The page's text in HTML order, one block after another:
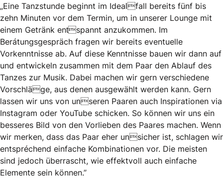
„Eine Tanzstunde beginnt im Idealfall bereits fünf bis
zehn Minuten vor dem Termin, um in unserer Lounge mit
einem Getränk entspannt anzukommen. Im
Beratungsgespräch fragen wir bereits eventuelle
Vorkenntnisse ab. Auf diese Kenntnisse bauen wir dann auf
und entwickeln zusammen mit dem Paar den Ablauf des
Tanzes zur Musik. Dabei machen wir gern verschiedene
Vorschläge, aus denen ausgewählt werden kann. Gern
lassen wir uns von unseren Paaren auch Inspirationen via
Instagram oder YouTube schicken. So können wir uns ein
besseres Bild von den Vorlieben des Paares machen. Wenn
wir merken, dass das Paar eher unsicher ist, schlagen wir
entsprechend einfache Kombinationen vor. Die meisten
sind jedoch überrascht, wie effektvoll auch einfache
Elemente sein können.”